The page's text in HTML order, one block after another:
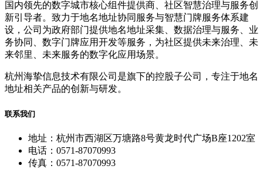
国内领先的数字城市核心组件提供商、社区智慧治理与服务创
新引导者。致力于地名地址协同服务与智慧门牌服务体系建
设，公司为政府部门提供地名地址采集、数据治理与服务、业
务协同、数字门牌应用开发等服务，为社区提供未来治理、未
来邻里、未来服务的数字化应用场景。
杭州海挚信息技术有限公司是旗下的控股子公司，专注于地名
地址相关产品的创新与研发。
联系我们
地址：杭州市西湖区万塘路8号黄龙时代广场B座1202室
电话：0571-87070993
传真：0571-87070993